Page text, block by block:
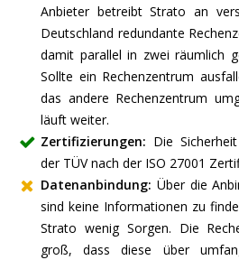
Anbieter betreibt Strato an
Deutschland redundante
damit parallel in zwei räumlich
Sollte ein Rechenzentrum
das andere Rechenzentrum
läuft weiter.
Zertifizierungen: Die
der TÜV nach der ISO 27001
Datenanbindung: Über die
sind keine Informationen zu
Strato wenig Sorgen. Die
groß, dass diese über